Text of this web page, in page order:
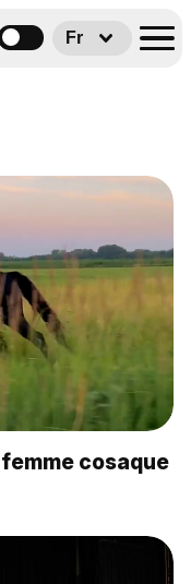
Fr
femme cosaque